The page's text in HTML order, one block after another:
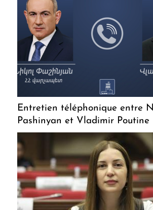
Entretien téléphonique entre
Pashinyan et Vladimir Poutine